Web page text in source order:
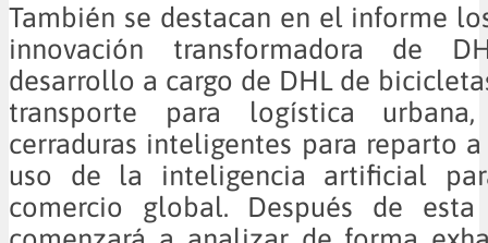
También se destacan en el informe
innovación transformadora de
desarrollo a cargo de DHL de
transporte para logística
cerraduras inteligentes para reparto
uso de la inteligencia artificial
comercio global. Después de esta